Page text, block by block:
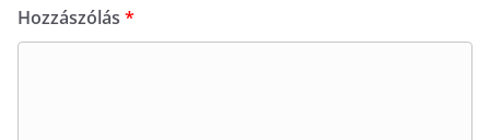
Hozzászólás *